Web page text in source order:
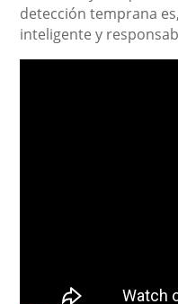
detección temprana
inteligente y